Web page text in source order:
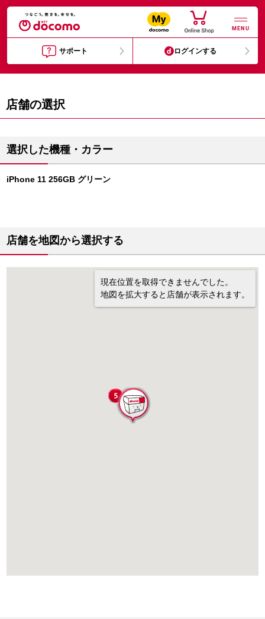
MENU
サポート ログインする
店舗の選択
選択した機種・カラー
iPhone 11 256GB グリーン
店舗を地図から選択する
現在位置を取得できませんでした。
地図を拡大すると店舗が表示されます。